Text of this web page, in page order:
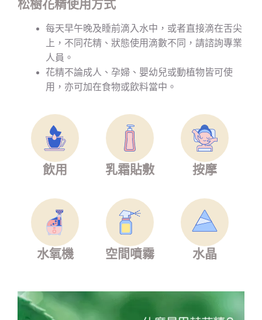
松樹花精使用方式
每天早午晚及睡前滴入水中，或者直接滴在舌尖
上，不同花精、狀態使用滴數不同，請諮詢專業
人員。
花精不論成人、孕婦、嬰幼兒或動植物皆可使
用，亦可加在食物或飲料當中。
飲用 乳霜貼敷 按摩
水氧機 空間噴霧 水晶